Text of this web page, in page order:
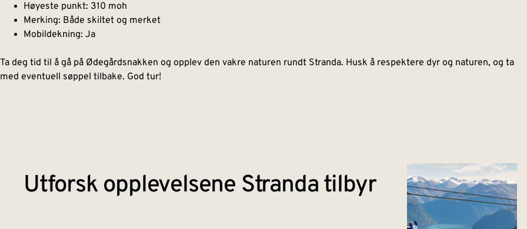
Høyeste punkt: 310 moh
Merking: Både skiltet og merket
Mobildekning: Ja
Ta deg tid til å gå på Ødegårdsnakken og opplev den vakre naturen rundt Stranda. Husk å respektere dyr og naturen, og ta
med eventuell søppel tilbake. God tur!
Utforsk opplevelsene Stranda tilbyr